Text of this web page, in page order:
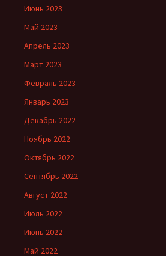
Июнь 2023
Май 2023
Апрель 2023
Март 2023
Февраль 2023
Январь 2023
Декабрь 2022
Ноябрь 2022
Октябрь 2022
Сентябрь 2022
Август 2022
Июль 2022
Июнь 2022
Май 2022